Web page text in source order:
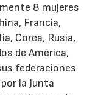
8 mujeres
Francia,
Corea, Rusia,
de América,
federaciones
la Junta